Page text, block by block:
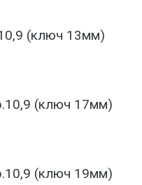
(ключ 13мм)
(ключ 17мм)
(ключ 19мм)